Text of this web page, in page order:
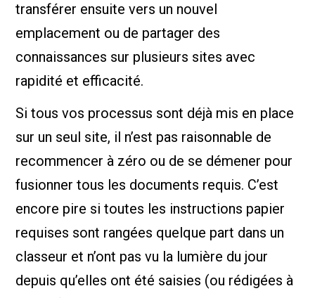
transférer ensuite vers un nouvel
emplacement ou de partager des
connaissances sur plusieurs sites avec
rapidité et efficacité.
Si tous vos processus sont déjà mis en place
sur un seul site, il n’est pas raisonnable de
recommencer à zéro ou de se démener pour
fusionner tous les documents requis. C’est
encore pire si toutes les instructions papier
requises sont rangées quelque part dans un
classeur et n’ont pas vu la lumière du jour
depuis qu’elles ont été saisies (ou rédigées à